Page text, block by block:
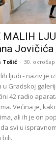
MALIH
Jovičića
Tošić - 30. октобар
ljudi - naziv je
u Gradskoj
42 radio
Većina je,
ali ih je on
svi u
bili.